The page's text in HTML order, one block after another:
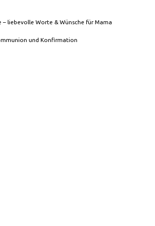
– liebevolle Worte & Wünsche für Mama
und Konfirmation